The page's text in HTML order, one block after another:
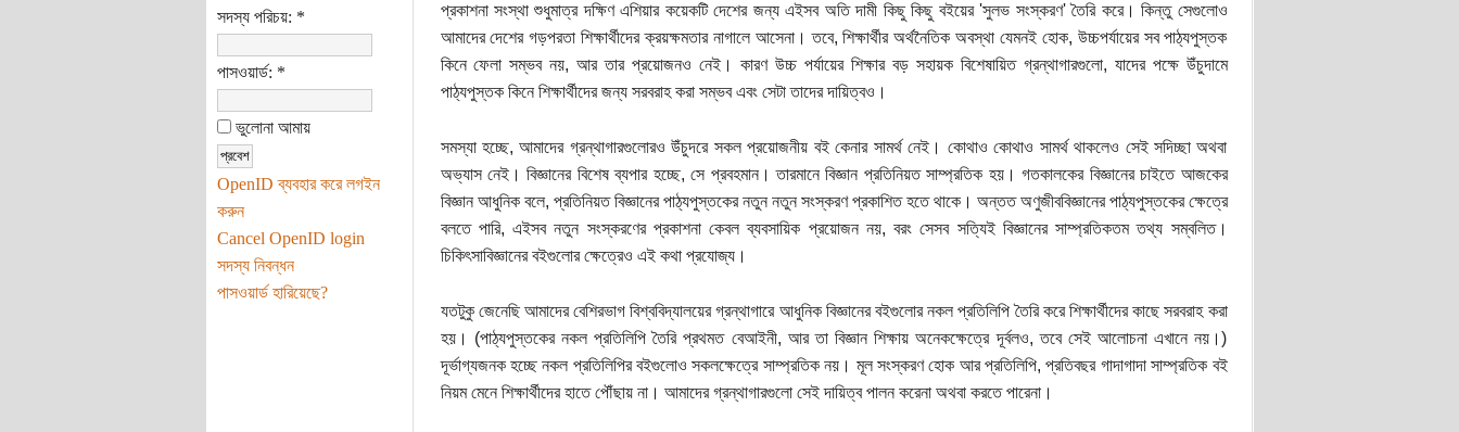
সদস্য পরিচয়: *
পাসওয়ার্ড: *
ভুলোনা আমায়
OpenID ব্যবহার করে লগইন
করুন
Cancel OpenID login
সদস্য নিবন্ধন
পাসওয়ার্ড হারিয়েছে?
প্রকাশনা সংস্থা শুধুমাত্র দক্ষিণ এশিয়ার কয়েকটি দেশের জন্য এইসব অতি দামী কিছু কিছু বইয়ের 'সুলভ সংস্করণ' তৈরি করে। কিন্তু সেগুলোও
আমাদের দেশের গড়পরতা শিক্ষার্থীদের ক্রয়ক্ষমতার নাগালে আসেনা। তবে, শিক্ষার্থীর অর্থনৈতিক অবস্থা যেমনই হোক, উচ্চপর্যায়ের সব পাঠ্যপুস্তক
কিনে ফেলা সম্ভব নয়, আর তার প্রয়োজনও নেই। কারণ উচ্চ পর্যায়ের শিক্ষার বড় সহায়ক বিশেষায়িত গ্রন্থাগারগুলো, যাদের পক্ষে উঁচুদামে
পাঠ্যপুস্তক কিনে শিক্ষার্থীদের জন্য সরবরাহ করা সম্ভব এবং সেটা তাদের দায়িত্বও।
সমস্যা হচ্ছে, আমাদের গ্রন্থাগারগুলোরও উঁচুদরে সকল প্রয়োজনীয় বই কেনার সামর্থ নেই। কোথাও কোথাও সামর্থ থাকলেও সেই সদিচ্ছা অথবা
অভ্যাস নেই। বিজ্ঞানের বিশেষ ব্যপার হচ্ছে, সে প্রবহমান। তারমানে বিজ্ঞান প্রতিনিয়ত সাম্প্রতিক হয়। গতকালকের বিজ্ঞানের চাইতে আজকের
বিজ্ঞান আধুনিক বলে, প্রতিনিয়ত বিজ্ঞানের পাঠ্যপুস্তকের নতুন নতুন সংস্করণ প্রকাশিত হতে থাকে। অন্তত অণুজীববিজ্ঞানের পাঠ্যপুস্তকের ক্ষেত্রে
বলতে পারি, এইসব নতুন সংস্করণের প্রকাশনা কেবল ব্যবসায়িক প্রয়োজন নয়, বরং সেসব সত্যিই বিজ্ঞানের সাম্প্রতিকতম তথ্য সম্বলিত।
চিকিৎসাবিজ্ঞানের বইগুলোর ক্ষেত্রেও এই কথা প্রযোজ্য।
যতটুকু জেনেছি আমাদের বেশিরভাগ বিশ্ববিদ্যালয়ের গ্রন্থাগারে আধুনিক বিজ্ঞানের বইগুলোর নকল প্রতিলিপি তৈরি করে শিক্ষার্থীদের কাছে সরবরাহ করা
হয়। (পাঠ্যপুস্তকের নকল প্রতিলিপি তৈরি প্রথমত বেআইনী, আর তা বিজ্ঞান শিক্ষায় অনেকক্ষেত্রে দূর্বলও, তবে সেই আলোচনা এখানে নয়।)
দূর্ভাগ্যজনক হচ্ছে নকল প্রতিলিপির বইগুলোও সকলক্ষেত্রে সাম্প্রতিক নয়। মূল সংস্করণ হোক আর প্রতিলিপি, প্রতিবছর গাদাগাদা সাম্প্রতিক বই
নিয়ম মেনে শিক্ষার্থীদের হাতে পৌঁছায় না। আমাদের গ্রন্থাগারগুলো সেই দায়িত্ব পালন করেনা অথবা করতে পারেনা।